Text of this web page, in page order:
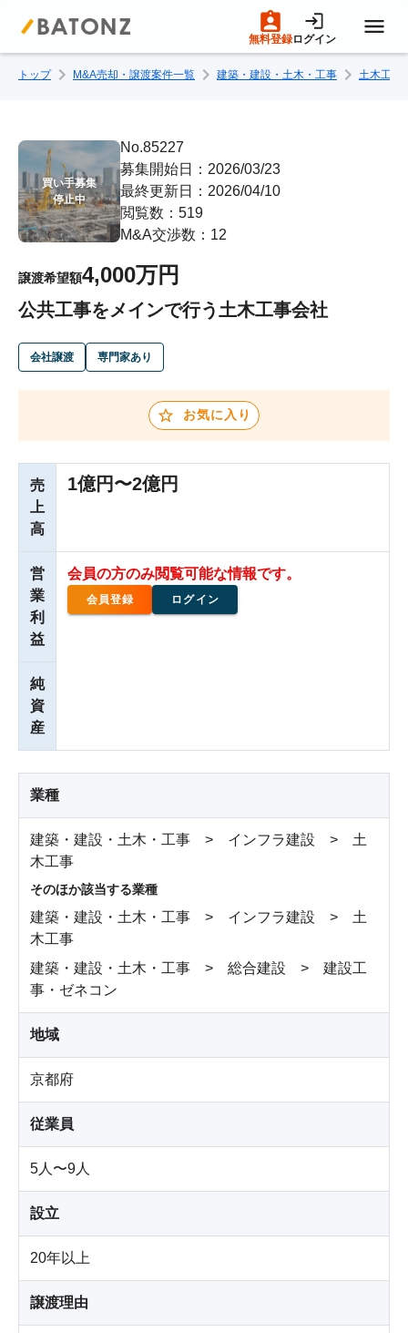
無料登録ログイン
トップページ
M&A案件一覧
売りたい方へ
成約事例
M&A専門家の方へ
トップ M&A売却・譲渡案件一覧 建築・建設・土木・工事 土木工事
買い手募集
停止中
No.85227
募集開始日：2026/03/23
最終更新日：2026/04/10
閲覧数：519
M&A交渉数：12
譲渡希望額4,000万円
公共工事をメインで行う土木工事会社
会社譲渡 専門家あり
お気に入り
売
上
高
1億円〜2億円
営
業
利
益
会員の方のみ閲覧可能な情報です。
会員登録 ログイン
純
資
産
業種
建築・建設・土木・工事 > インフラ建設 > 土
木工事
そのほか該当する業種
建築・建設・土木・工事 > インフラ建設 > 土
木工事
建築・建設・土木・工事 > 総合建設 > 建設工
事・ゼネコン
地域
京都府
従業員
5人〜9人
設立
20年以上
譲渡理由